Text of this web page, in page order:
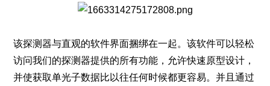
该探测器与直观的软件界面捆绑在一起。该软件可以轻松
访问我们的探测器提供的所有功能，允许快速原型设计，
并使获取单光子数据比以往任何时候都更容易。并且通过